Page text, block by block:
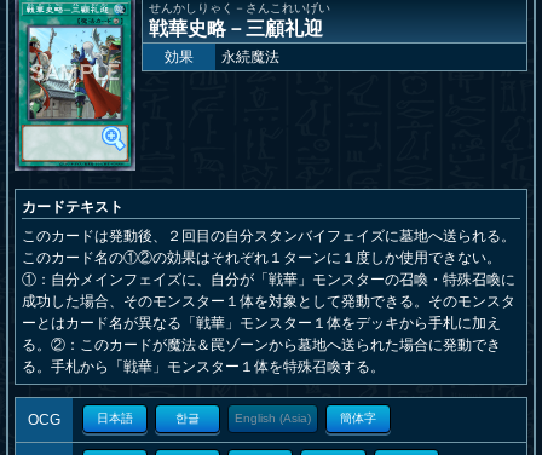
せんかしりゃく－さんこれいげい
戦華史略－三顧礼迎
効果 永続魔法
カードテキスト
このカードは発動後、２回目の自分スタンバイフェイズに墓地へ送られる。
このカード名の①②の効果はそれぞれ１ターンに１度しか使用できない。
①：自分メインフェイズに、自分が「戦華」モンスターの召喚・特殊召喚に
成功した場合、そのモンスター１体を対象として発動できる。そのモンスタ
ーとはカード名が異なる「戦華」モンスター１体をデッキから手札に加え
る。②：このカードが魔法＆罠ゾーンから墓地へ送られた場合に発動でき
る。手札から「戦華」モンスター１体を特殊召喚する。
OCG 日本語 한글 English (Asia) 簡体字